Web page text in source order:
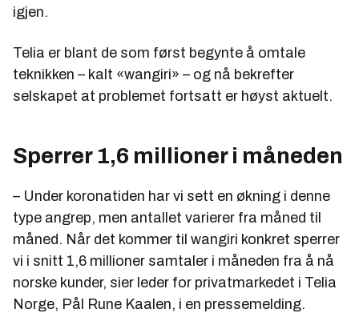
igjen.
Telia er blant de som først begynte å omtale
teknikken – kalt «wangiri» – og nå bekrefter
selskapet at problemet fortsatt er høyst aktuelt.
Sperrer 1,6 millioner i måneden
– Under koronatiden har vi sett en økning i denne
type angrep, men antallet varierer fra måned til
måned. Når det kommer til wangiri konkret sperrer
vi i snitt 1,6 millioner samtaler i måneden fra å nå
norske kunder, sier leder for privatmarkedet i Telia
Norge, Pål Rune Kaalen, i en pressemelding.